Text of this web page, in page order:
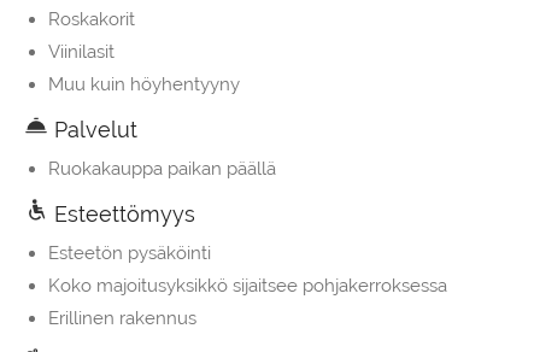
Roskakorit
Viinilasit
Muu kuin höyhentyyny
Palvelut
Ruokakauppa paikan päällä
Esteettömyys
Esteetön pysäköinti
Koko majoitusyksikkö sijaitsee pohjakerroksessa
Erillinen rakennus